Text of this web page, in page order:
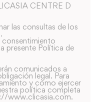
CENTRE D
las consultas de los
consentimiento
presente Política de
comunicados a
legal. Para
y como ejercer
política completa
www.clicasia.com.